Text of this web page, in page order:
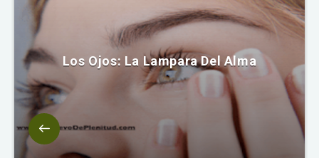
Los Ojos: La Lampara Del Alma